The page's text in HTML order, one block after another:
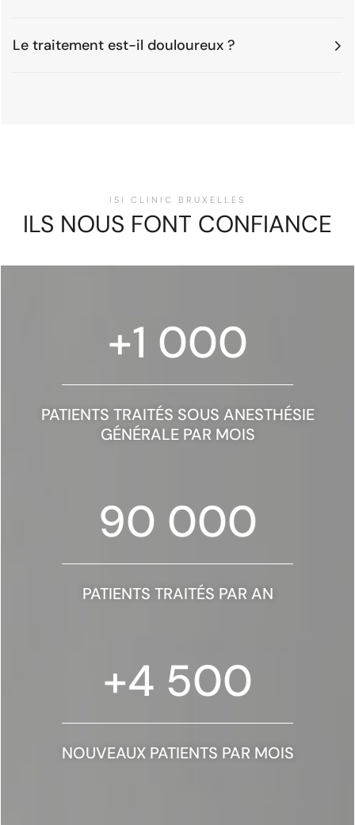
Le traitement est-il douloureux ?
ISI CLINIC BRUXELLES
ILS NOUS FONT CONFIANCE
+1 000
PATIENTS TRAITÉS SOUS ANESTHÉSIE
GÉNÉRALE PAR MOIS
90 000
PATIENTS TRAITÉS PAR AN
+4 500
NOUVEAUX PATIENTS PAR MOIS